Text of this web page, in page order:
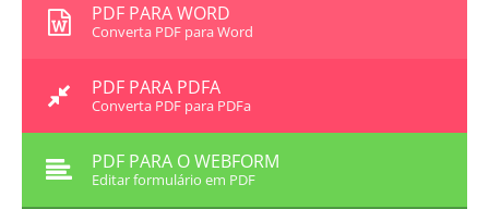
PDF PARA WORD
Converta PDF para Word
PDF PARA PDFA
Converta PDF para PDFa
PDF PARA O WEBFORM
Editar formulário em PDF